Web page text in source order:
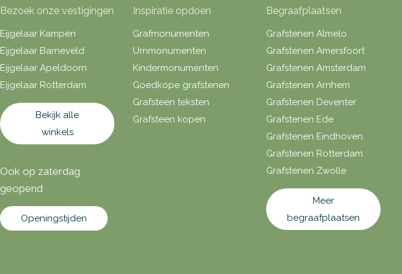
Bezoek onze vestigingen
Eijgelaar Kampen
Eijgelaar Barneveld
Eijgelaar Apeldoorn
Eijgelaar Rotterdam
Bekijk alle
winkels
Ook op zaterdag
geopend
Openingstijden
Inspiratie opdoen
Grafmonumenten
Urnmonumenten
Kindermonumenten
Goedkope grafstenen
Grafsteen teksten
Grafsteen kopen
Begraafplaatsen
Grafstenen Almelo
Grafstenen Amersfoort
Grafstenen Amsterdam
Grafstenen Arnhem
Grafstenen Deventer
Grafstenen Ede
Grafstenen Eindhoven
Grafstenen Rotterdam
Grafstenen Zwolle
Meer
begraafplaatsen